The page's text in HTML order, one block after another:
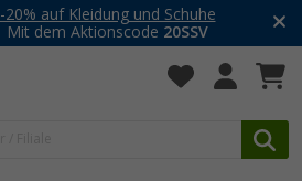
Kleidung und Schuhe
Aktionscode20SSV